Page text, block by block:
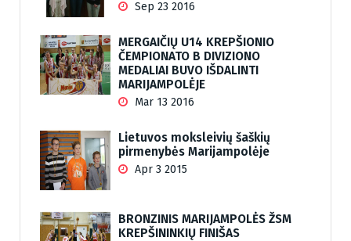
Sep 23 2016
MERGAIČIŲ U14 KREPŠIONIO
ČEMPIONATO B DIVIZIONO
MEDALIAI BUVO IŠDALINTI
MARIJAMPOLĖJE
Mar 13 2016
Lietuvos moksleivių šaškių
pirmenybės Marijampolėje
Apr 3 2015
BRONZINIS MARIJAMPOLĖS ŽSM
KREPŠININKIŲ FINIŠAS